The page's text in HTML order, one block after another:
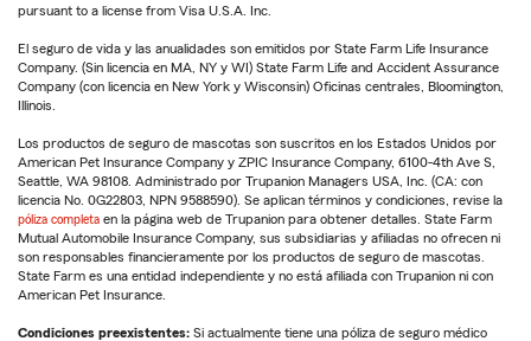
pursuant to a license from Visa U.S.A. Inc.
El seguro de vida y las anualidades son emitidos por State Farm Life Insurance
Company. (Sin licencia en MA, NY y WI) State Farm Life and Accident Assurance
Company (con licencia en New York y Wisconsin) Oficinas centrales, Bloomington,
Illinois.
Los productos de seguro de mascotas son suscritos en los Estados Unidos por
American Pet Insurance Company y ZPIC Insurance Company, 6100-4th Ave S,
Seattle, WA 98108. Administrado por Trupanion Managers USA, Inc. (CA: con
licencia No. 0G22803, NPN 9588590). Se aplican términos y condiciones, revise la
póliza completa en la página web de Trupanion para obtener detalles. State Farm
Mutual Automobile Insurance Company, sus subsidiarias y afiliadas no ofrecen ni
son responsables financieramente por los productos de seguro de mascotas.
State Farm es una entidad independiente y no está afiliada con Trupanion ni con
American Pet Insurance.
Condiciones preexistentes: Si actualmente tiene una póliza de seguro médico